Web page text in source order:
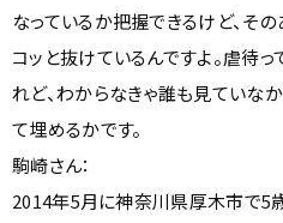
なっているか把握できるけど、そ
コッと抜けているんですよ。虐待
れど、わからなきゃ誰も見ていな
て埋めるかです。
駒崎さん：
2014年5月に神奈川県厚木市で5